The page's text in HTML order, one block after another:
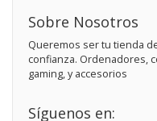
Sobre Nosotros
Queremos ser tu tienda
confianza. Ordenadores,
gaming, y accesorios
Síguenos en: